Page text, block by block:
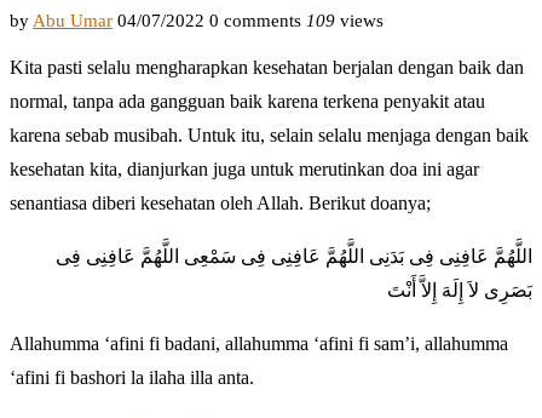
by Abu Umar 04/07/2022 0 comments 109 views
Kita pasti selalu mengharapkan kesehatan berjalan dengan baik dan
normal, tanpa ada gangguan baik karena terkena penyakit atau
karena sebab musibah. Untuk itu, selain selalu menjaga dengan baik
kesehatan kita, dianjurkan juga untuk merutinkan doa ini agar
senantiasa diberi kesehatan oleh Allah. Berikut doanya;
اللَّهُمَّ عَافِنِى فِى بَدَنِى اللَّهُمَّ عَافِنِى فِى سَمْعِى اللَّهُمَّ عَافِنِى فِى
بَصَرِى لاَ إِلَهَ إِلاَّ أَنْتَ
Allahumma ‘afini fi badani, allahumma ‘afini fi sam’i, allahumma
‘afini fi bashori la ilaha illa anta.